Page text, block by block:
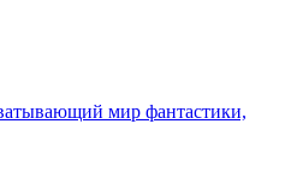
мир фантастики,